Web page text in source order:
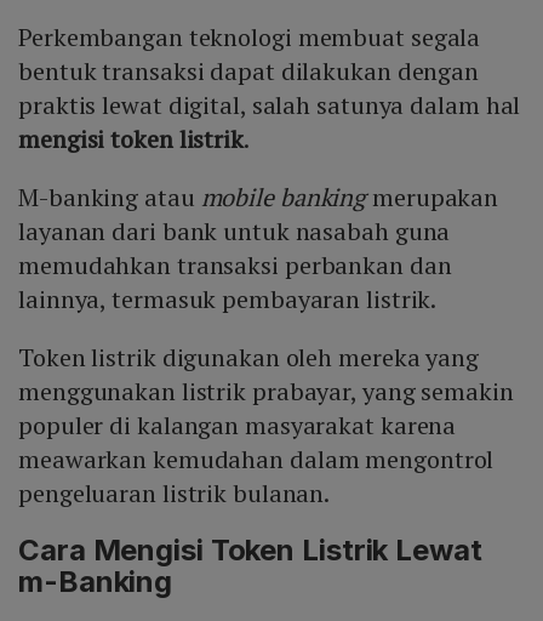
Perkembangan teknologi membuat segala
bentuk transaksi dapat dilakukan dengan
praktis lewat digital, salah satunya dalam hal
mengisi token listrik.
M-banking atau mobile bankingmerupakan
layanan dari bank untuk nasabah guna
memudahkan transaksi perbankan dan
lainnya, termasuk pembayaran listrik.
Token listrik digunakan oleh mereka yang
menggunakan listrik prabayar, yang semakin
populer di kalangan masyarakat karena
meawarkan kemudahan dalam mengontrol
pengeluaran listrik bulanan.
Cara Mengisi Token Listrik Lewat
m-Banking